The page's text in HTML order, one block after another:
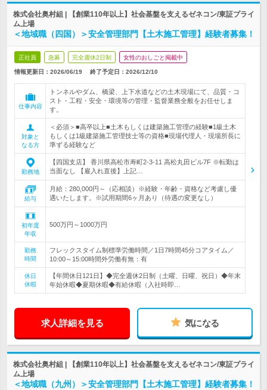
株式会社奥村組 | 【創業110年以上】社会基盤を支えるゼネコン/東証プライ
ム上場
＜地域職（四国）＞安全管理部門【土木施工管理】経験者募集！
正社員 急募 完全週休2日制 女性のおしごと掲載中
情報更新日：2026/06/19 終了予定日： 2026/12/10
仕事内容
トンネルやダム、橋梁、上下水道などの土木現場にて、品質・コ
スト・工程・安全・環境等の管理・監督業務全般をお任せしま
す。
対象と
なる方
＜必須＞■高卒以上■土木もしくは建築施工管理の経験■1級土木
もしくは1級建築施工管理技士等の資格■現場代理人・現場所長に
準ずる経験など
勤務地
【四国支店】 香川県高松市寿町2-3-11 高松丸田ビル7F ※転勤は
当面なし 【雇入れ直後】上記…
給与
月給：280,000円～（応相談）※経験・年齢・資格など考慮し優
遇いたします。※試用期間6ヶ月あり（待遇の変更なし）
初年度
年収
500万円～1000万円
勤務
時間
フレックスタイム制標準労働時間／1日7時間45分コアタイム／
10:00～15:00時間外労働有無：有
休日
休暇
【年間休日121日】◆完全週休2日制（土曜、日曜、祝日）◆年末
年始休暇◆夏期休暇◆有給休暇（入社時即…
求人詳細を見る 気になる
株式会社奥村組 | 【創業110年以上】社会基盤を支えるゼネコン/東証プライ
ム上場
＜地域職（九州）＞安全管理部門【土木施工管理】経験者募集！